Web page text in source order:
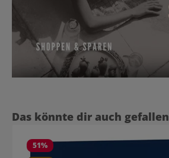
Produktgalerie überspringen
Das könnte dir auch gefallen
51%